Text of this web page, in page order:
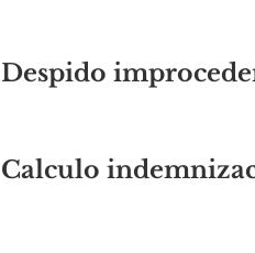
Despido
Calculo